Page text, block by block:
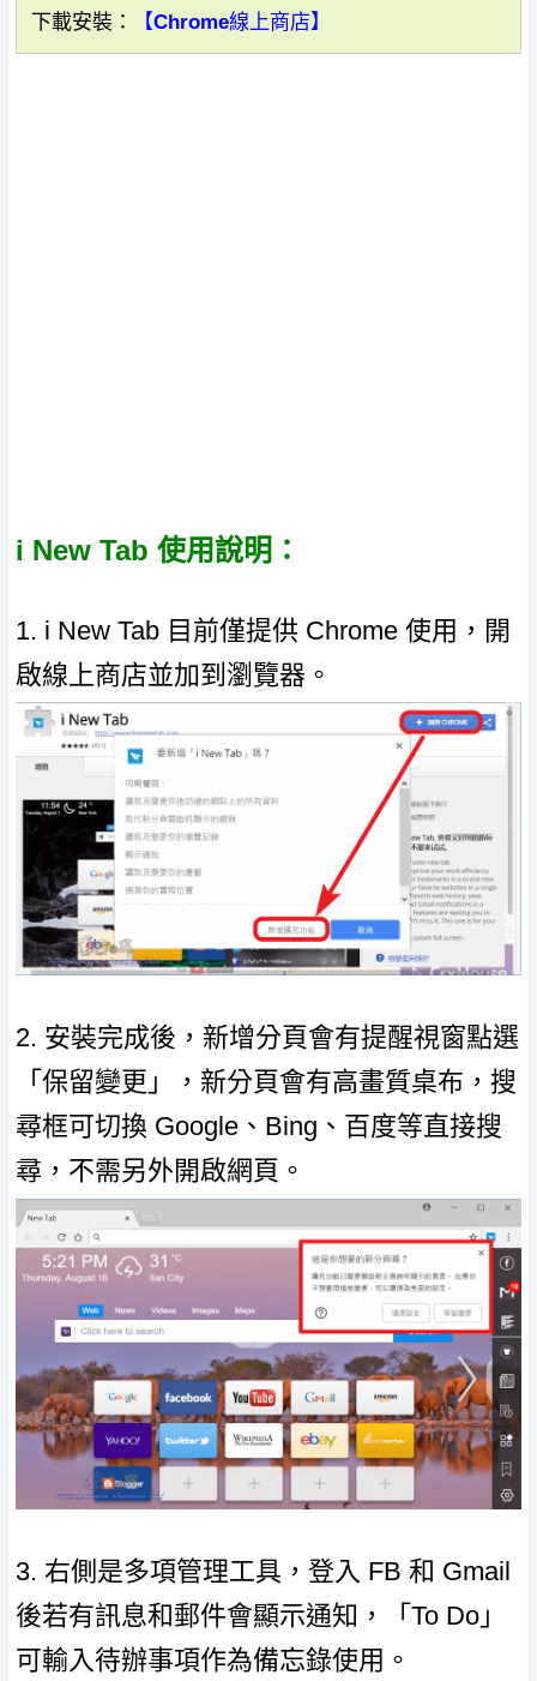
下載安裝： 【Chrome線上商店】
i New Tab 使用說明：
1. i New Tab 目前僅提供 Chrome 使用，開
啟線上商店並加到瀏覽器。
2. 安裝完成後，新增分頁會有提醒視窗點選
「保留變更」，新分頁會有高畫質桌布，搜
尋框可切換 Google、Bing、百度等直接搜
尋，不需另外開啟網頁。
3. 右側是多項管理工具，登入 FB 和 Gmail
後若有訊息和郵件會顯示通知，「To Do」
可輸入待辦事項作為備忘錄使用。